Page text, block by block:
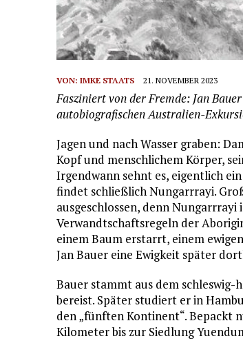
VON: IMKE STAATS 21. NOVEMBER 2023
Fasziniert von der Fremde: Jan
autobiografischen Australien-
Jagen und nach Wasser graben:
Kopf und menschlichem Körper,
Irgendwann sehnt es, eigentlich
findet schließlich Nungarrrayi.
ausgeschlossen, denn
Verwandtschaftsregeln der
einem Baum erstarrt, einem
Jan Bauer eine Ewigkeit später
Bauer stammt aus dem
bereist. Später studiert er in
den „fünften Kontinent“. Bepackt
Kilometer bis zur Siedlung